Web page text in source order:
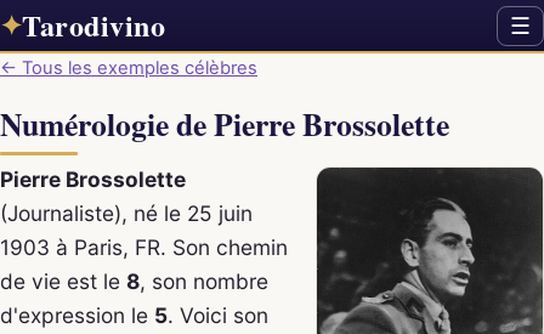
✦Tarodivino ☰
← Tous les exemples célèbres
Numérologie de Pierre Brossolette
Pierre Brossolette
(Journaliste), né le 25 juin
1903 à Paris, FR. Son chemin
de vie est le 8, son nombre
d'expression le 5. Voici son